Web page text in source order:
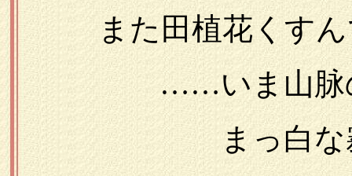
また田植花くすん
……いま山脉の
まっ白な霧が